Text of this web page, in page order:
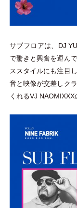
サブフロアは、DJ
で驚きと興奮を運ん
ススタイルにも注目
音と映像が交差しク
くれるVJ